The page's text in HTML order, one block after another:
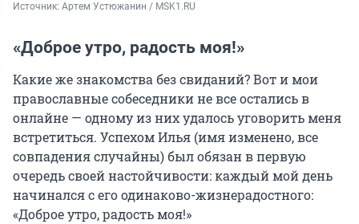
Источник: Артем Устюжанин / MSK1.RU
«Доброе утро, радость моя!»
Какие же знакомства без свиданий? Вот и мои
православные собеседники не все остались в
онлайне — одному из них удалось уговорить меня
встретиться. Успехом Илья (имя изменено, все
совпадения случайны) был обязан в первую
очередь своей настойчивости: каждый мой день
начинался с его одинаково-жизнерадостного:
«Доброе утро, радость моя!»